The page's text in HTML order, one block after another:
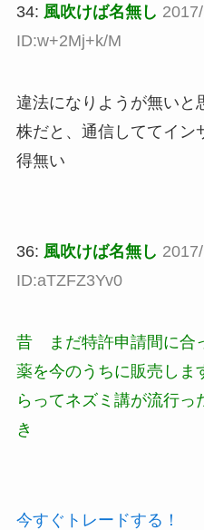
34: 風吹けば名無し
ID:w+2Mj+k/M
違法になりようが無いと
株だと、通信しててイン
得無い
36: 風吹けば名無し
ID:aTZFZ3Yv0
昔 まだ特許申請間に合
薬を今のうちに販売しま
らってネズミ講が流行っ
き
今すぐトレードする！